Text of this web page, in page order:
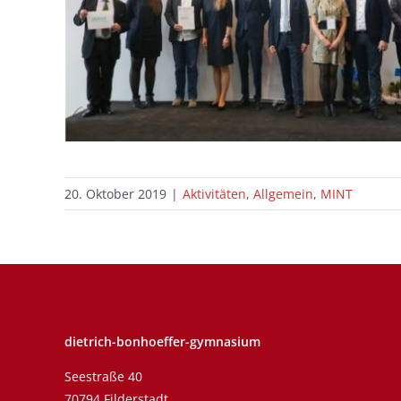
20. Oktober 2019 | Aktivitäten, Allgemein, MINT
dietrich-bonhoeffer-gymnasium
Seestraße 40